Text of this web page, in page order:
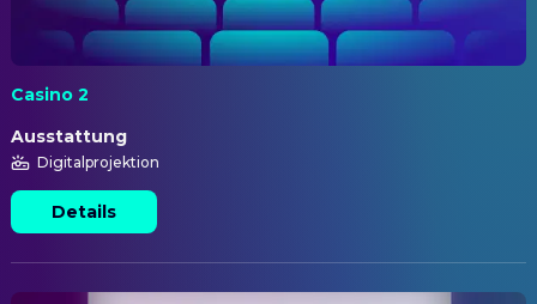
Casino 2
Ausstattung
Digitalprojektion
Details